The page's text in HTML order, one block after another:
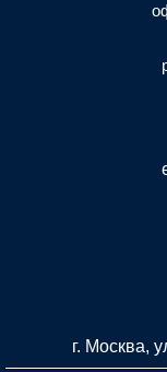
г. Москва,